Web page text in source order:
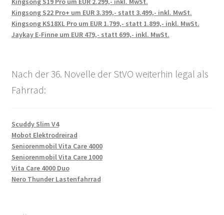
Kingsong S22 Pro+ um EUR 3.399,- statt 3.499,- inkl. MwSt.
Kingsong KS18XL Pro um EUR 1.799,- statt 1.899,- inkl. MwSt.
Jaykay E-Finne um EUR 479,- statt 699,- inkl. MwSt.
Nach der 36. Novelle der StVO weiterhin legal als
Fahrrad:
Scuddy Slim V4
Mobot Elektrodreirad
Seniorenmobil Vita Care 4000
Seniorenmobil Vita Care 1000
Vita Care 4000 Duo
Nero Thunder Lastenfahrrad